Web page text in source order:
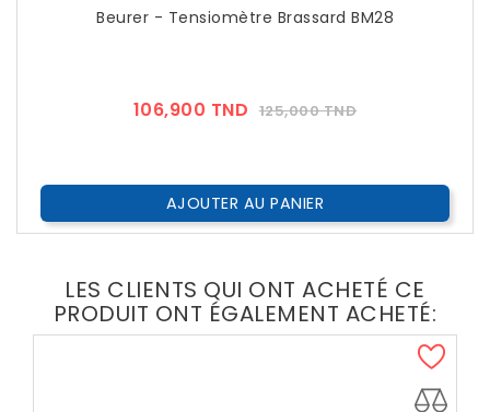
Beurer - Tensiomètre Brassard BM28
106,900 TND Prix
125,000 TNDPrix
AJOUTER AU PANIER
LES CLIENTS QUI ONT ACHETÉ CE
PRODUIT ONT ÉGALEMENT ACHETÉ: